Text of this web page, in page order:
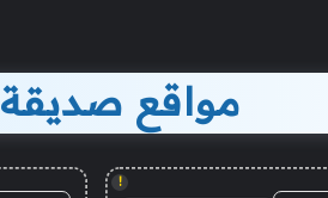
مواقع صديقة
!